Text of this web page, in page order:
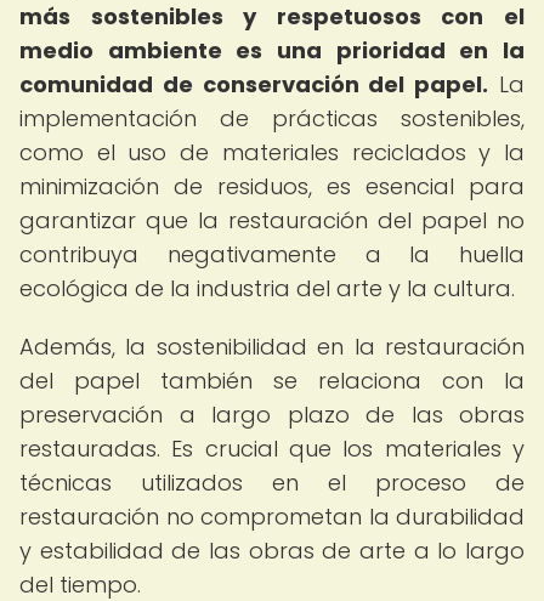
más sostenibles y respetuosos con el
medio ambiente es una prioridad en la
comunidad de conservación del papel. La
implementación de prácticas sostenibles,
como el uso de materiales reciclados y la
minimización de residuos, es esencial para
garantizar que la restauración del papel no
contribuya negativamente a la huella
ecológica de la industria del arte y la cultura.
Además, la sostenibilidad en la restauración
del papel también se relaciona con la
preservación a largo plazo de las obras
restauradas. Es crucial que los materiales y
técnicas utilizados en el proceso de
restauración no comprometan la durabilidad
y estabilidad de las obras de arte a lo largo
del tiempo.